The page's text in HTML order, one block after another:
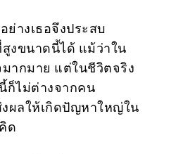
างเธอจึงประสบ
งขนาดนี้ได้ แม้ว่าใน
ากมาย แต่ในชีวิตจริง
ก็ไม่ต่างจากคน
ผลให้เกิดปัญหาใหญ่ใน
ด